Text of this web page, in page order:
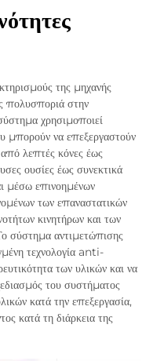
της μηχανής
πολυσποριά στην
χρησιμοποιεί
μπορούν να επεξεργαστούν
λεπτές κόνες έως
ουσίες έως συνεκτικά
μέσω επινοημένων
των επαναστατικών
κινητήρων και των
σύστημα αντιμετώπισης
τεχνολογία anti-
των υλικών και να
του συστήματος
κατά την επεξεργασία,
κατά τη διάρκεια της